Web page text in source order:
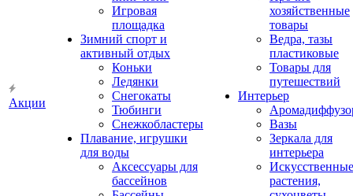
Акции
Игровая
площадка
Зимний спорт и
активный отдых
Коньки
Ледянки
Снегокаты
Тюбинги
Снежкобластеры
Плавание, игрушки
для воды
Аксессуары для
бассейнов
хозяйственные
товары
Ведра, тазы
пластиковые
Товары для
путешествий
Интерьер
Вазы
Зеркала для
интерьера
Искусственные
растения,